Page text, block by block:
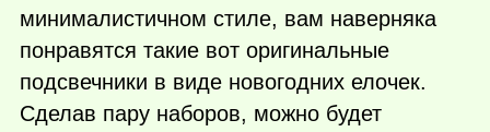
минималистичном стиле, вам наверняка
понравятся такие вот оригинальные
подсвечники в виде новогодних елочек.
Сделав пару наборов, можно будет